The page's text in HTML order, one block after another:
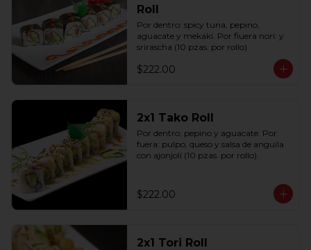
Roll
Por dentro: spicy tuna, pepino,
aguacate y mekaki. Por fiuera nori: y
srirascha (10 pzas. por rollo).
$222.00
2x1 Tako Roll
Por dentro: pepino y aguacate. Por
fuera: pulpo, queso y salsa de anguila
con ajonjolí (10 pzas. por rollo).
$222.00
2x1 Tori Roll